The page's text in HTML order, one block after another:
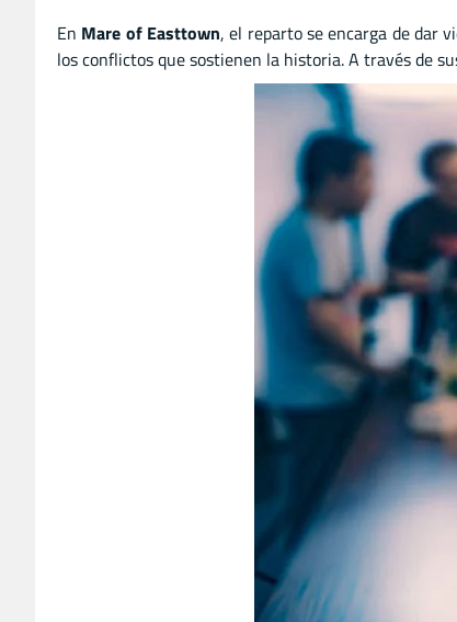
En Mare of Easttown, el reparto se encarga de dar
los conflictos que sostienen la historia. A través de